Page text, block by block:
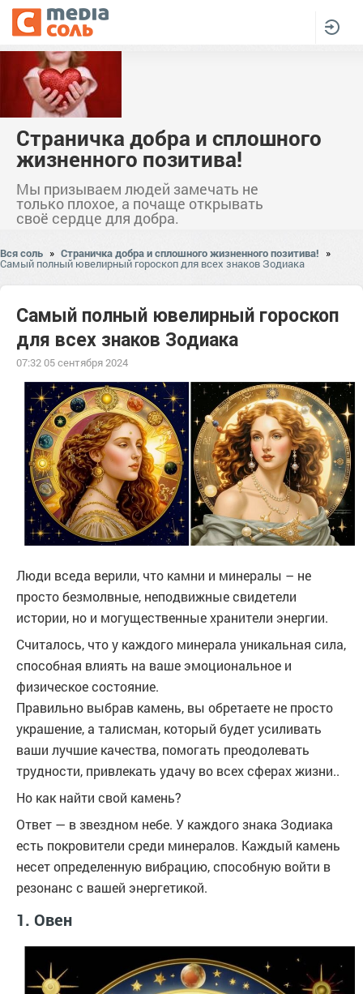
Страничка добра и сплошного
жизненного позитива!
Мы призываем людей замечать не
только плохое, а почаще открывать
своё сердце для добра.
Вся соль » Страничка добра и сплошного жизненного позитива! »
Самый полный ювелирный гороскоп для всех знаков Зодиака
Самый полный ювелирный гороскоп
для всех знаков Зодиака
07:32 05 сентября 2024
Люди вседа верили, что камни и минералы – не
просто безмолвные, неподвижные свидетели
истории, но и могущественные хранители энергии.
Считалось, что у каждого минерала уникальная сила,
способная влиять на ваше эмоциональное и
физическое состояние.
Правильно выбрав камень, вы обретаете не просто
украшение, а талисман, который будет усиливать
ваши лучшие качества, помогать преодолевать
трудности, привлекать удачу во всех сферах жизни..
Но как найти свой камень?
Ответ — в звездном небе. У каждого знака Зодиака
есть покровители среди минералов. Каждый камень
несет определенную вибрацию, способную войти в
резонанс с вашей энергетикой.
1. Овен